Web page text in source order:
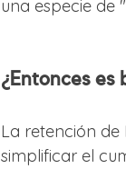
una especie de
¿Entonces
La retención de
simplificar el